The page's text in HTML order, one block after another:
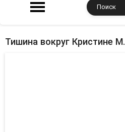
Тишина вокруг Кристине М.